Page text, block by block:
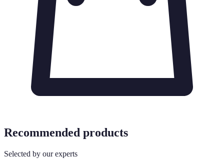
Recommended products
Selected by our experts